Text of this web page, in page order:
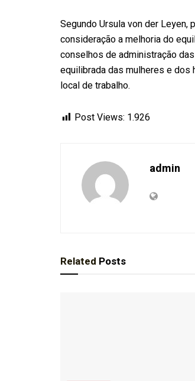
Segundo Ursula von der
consideração a melhoria do
conselhos de administração
equilibrada das mulheres e
local de trabalho.
Post Views: 1.926
admin
Related Posts